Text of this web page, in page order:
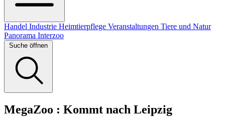
Handel Industrie Heimtierpflege Veranstaltungen Tiere und Natur
Panorama Interzoo
Suche öffnen
MegaZoo : Kommt nach Leipzig